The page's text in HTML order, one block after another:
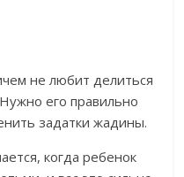
не любит делиться
его правильно
задатки жадины.
когда ребенок